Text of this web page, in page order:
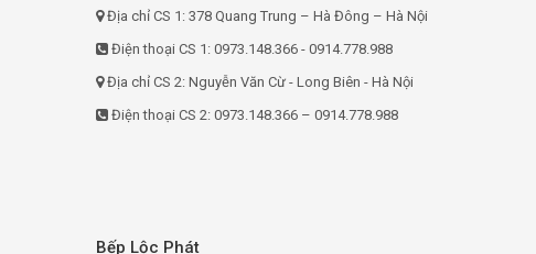
Địa chỉ CS 1: 378 Quang Trung – Hà Đông – Hà Nội
Điện thoại CS 1: 0973.148.366 - 0914.778.988
Địa chỉ CS 2: Nguyễn Văn Cừ - Long Biên - Hà Nội
Điện thoại CS 2: 0973.148.366 – 0914.778.988
Bếp Lộc Phát